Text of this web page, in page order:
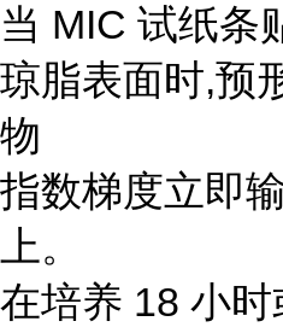
当 MIC 试纸条
琼脂表面时,预
物
指数梯度立即
上。
在培养 18 小